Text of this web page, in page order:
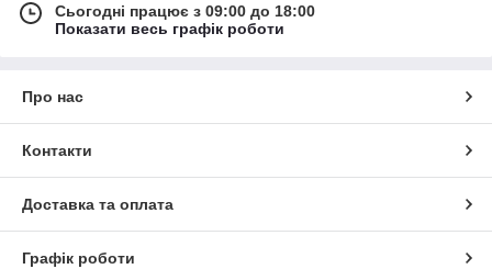
Сьогодні працює з 09:00 до 18:00
Показати весь графік роботи
Про нас
Контакти
Доставка та оплата
Графік роботи